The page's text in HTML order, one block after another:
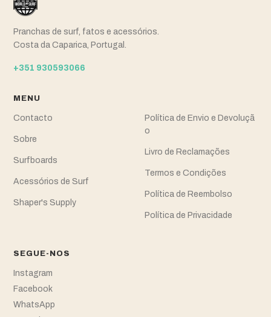
Pranchas de surf, fatos e acessórios.
Costa da Caparica, Portugal.
+351 930593066
MENU
Contacto
Sobre
Surfboards
Acessórios de Surf
Shaper's Supply
Política de Envio e Devoluçã
o
Livro de Reclamações
Termos e Condições
Política de Reembolso
Política de Privacidade
SEGUE-NOS
Instagram
Facebook
WhatsApp